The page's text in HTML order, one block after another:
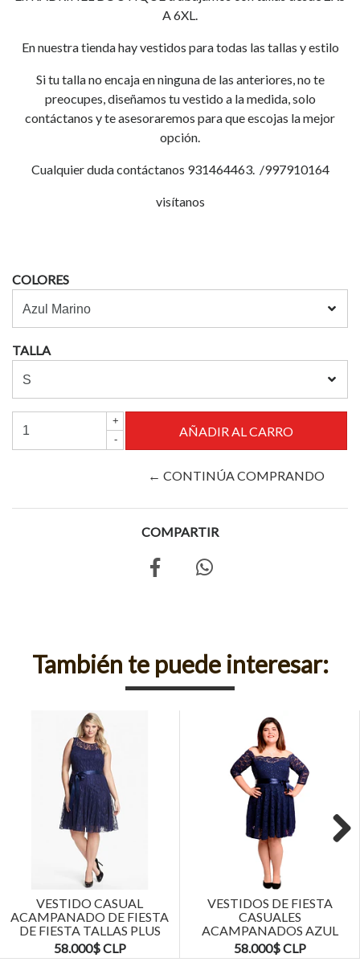
A 6XL.
En nuestra tienda hay vestidos para todas las tallas y estilo
Si tu talla no encaja en ninguna de las anteriores, no te
preocupes, diseñamos tu vestido a la medida, solo
contáctanos y te asesoraremos para que escojas la mejor
opción.
Cualquier duda contáctanos 931464463. /997910164
visítanos
COLORES
TALLA
+
-
← CONTINÚA COMPRANDO
COMPARTIR
También te puede interesar:
VESTIDO CASUAL
ACAMPANADO DE FIESTA
DE FIESTA TALLAS PLUS
KADRIHEL
58.000$ CLP
VESTIDOS DE FIESTA
CASUALES
ACAMPANADOS AZUL
MARINO TALLAS PLUS
KADRIHEL
58.000$ CLP